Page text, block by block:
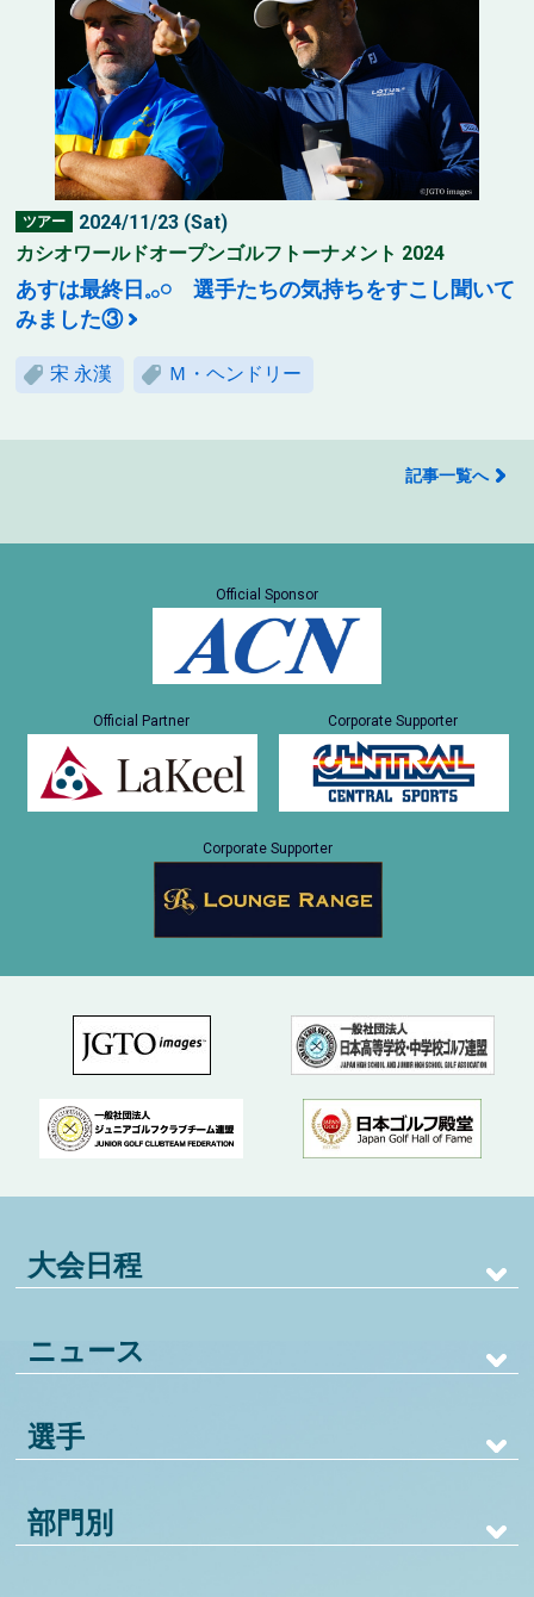
ツアー
2024/11/23 (Sat)
カシオワールドオープンゴルフトーナメント 2024
あすは最終日𓈒𓂂𓏸 選手たちの気持ちをすこし聞いて
みました③
宋 永漢 Ｍ・ヘンドリー
記事一覧へ
Official Sponsor
Official Partner Corporate Supporter
Corporate Supporter
大会日程
ニュース
選手
部門別